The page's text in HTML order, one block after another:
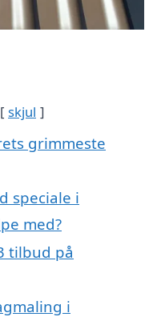
skjul
grimmeste
speciale i
med?
tilbud på
i